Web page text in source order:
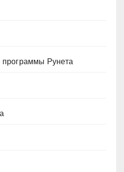
программы Рунета